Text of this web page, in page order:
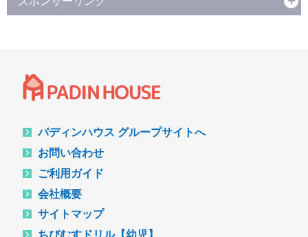
パディンハウス グループサイトへ
お問い合わせ
ご利用ガイド
会社概要
サイトマップ
ちびむすドリル【幼児】